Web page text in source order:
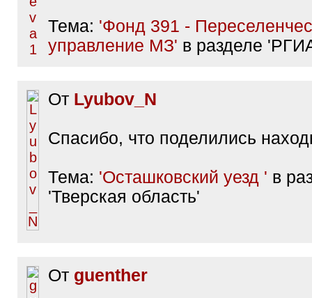
Тема: 'Фонд 391 -
управление МЗ' в разделе
От Lyubov_N
Спасибо, что поделились
Тема: 'Осташковский уезд ' в
'Тверская область'
От guenther